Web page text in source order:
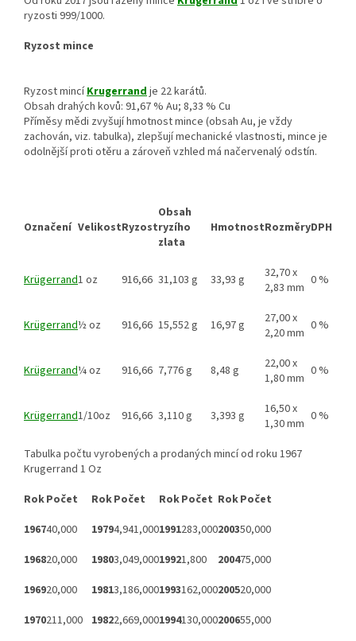
ryzosti 999/1000.
Ryzost mince
Ryzost mincíKrugerrand je 22 karátů.
Obsah drahých kovů: 91,67 % Au; 8,33 % Cu
Příměsy mědi zvyšují hmotnost mince (obsah Au, je vždy
zachován, viz. tabulka), zlepšují mechanické vlastnosti, mince je
odolnější proti otěru a zároveň vzhled má načervenalý odstín.
Označení VelikostRyzost
Obsah
ryzího
zlata
HmotnostRozměryDPH
Krügerrand1 oz 916,66 31,103 g 33,93 g
32,70 x
2,83 mm 0 %
Krügerrand½ oz 916,66 15,552 g 16,97 g
27,00 x
2,20 mm 0 %
Krügerrand¼ oz 916,66 7,776 g 8,48 g
22,00 x
1,80 mm 0 %
Krügerrand1/10oz 916,66 3,110 g 3,393 g
16,50 x
1,30 mm 0 %
Tabulka počtu vyrobených a prodaných mincí od roku 1967
Krugerrand 1 Oz
RokPočet RokPočet RokPočet RokPočet
196740,000 19794,941,0001991283,000200350,000
196820,000 19803,049,00019921,800 200475,000
196920,000 19813,186,0001993162,000200520,000
1970211,000 19822,669,0001994130,000200655,000